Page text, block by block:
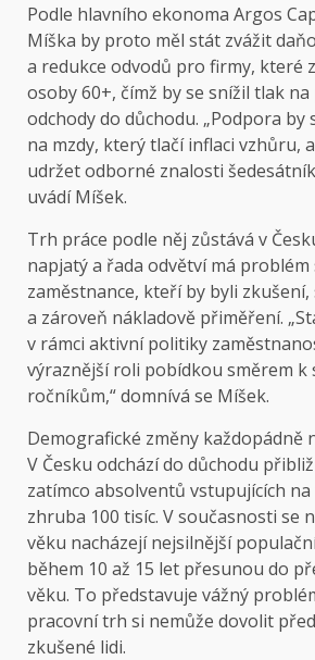
Podle hlavního ekonoma Argos
Míška by proto měl stát zvážit
a redukce odvodů pro firmy, které
osoby 60+, čímž by se snížil tlak
odchody do důchodu. „Podpora by
na mzdy, který tlačí inflaci vzhůru,
udržet odborné znalosti
uvádí Míšek.
Trh práce podle něj zůstává v
napjatý a řada odvětví má
zaměstnance, kteří by byli
a zároveň nákladově přiměření.
v rámci aktivní politiky
výraznější roli pobídkou směrem k
ročníkům,“ domnívá se Míšek.
Demografické změny každopádně
V Česku odchází do důchodu
zatímco absolventů vstupujících
zhruba 100 tisíc. V současnosti se
věku nacházejí nejsilnější
během 10 až 15 let přesunou do
věku. To představuje vážný
pracovní trh si nemůže dovolit
zkušené lidi.